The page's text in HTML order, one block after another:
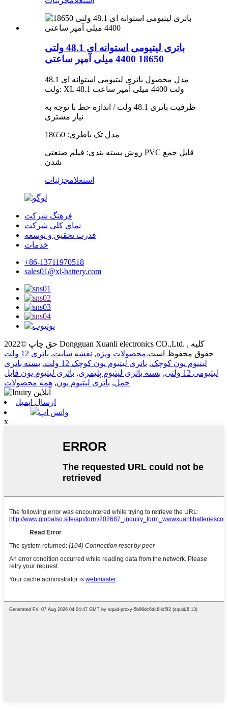
باتری لیتیومی استوانه ای 48.1 ولتی
18650 4400 میلی آمپر ساعتی
مدل محصول باتری لیتیومی استوانه ای 48.1
ولت: XL 48.1 ولت 4400 میلی آمپر ساعت
ظرفیت باتری 48.1 ولت / اندازه خط با توجه به
نیاز مشتری
مدل تک باطری: 18650
روش بسته بندی: فیلم صنعتی PVC قابل جمع
شدن
استعلامجزئیات
فرهنگ شرکت
نمای کلی شرکت
قدرت تحقیق و توسعه
خدمات
+86-13711970518
sales01@xl-battery.com
حق چاپ ©2022 Dongguan Xuanli electronics CO.,Ltd. , کلیه
حقوق محفوظ است.محصولات ویژه, نقشه سایت,
باتری 12 ولت
لیتیوم یون کوچک, باتری لیتیوم یون کوچک 12 ولت , بسته باتری
لیتیومی 12 ولتی
, بسته باتری لیتیوم پلیمری, باتری لیتیوم یون قابل
حمل, باتری لیتیوم یون, همه محصولات
ارسال ایمیل
واتس اپ
x